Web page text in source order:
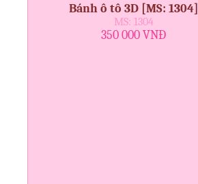
Bánh ô tô 3D [MS: 1304]
MS: 1304
350 000 VNĐ